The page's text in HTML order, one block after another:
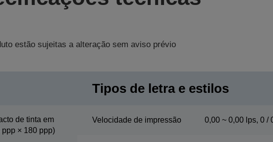
estão sujeitas a alteração sem aviso prévio
de tinta em
ppp × 180 ppp)
Tipos de letra e estilos
Velocidade de impressão 0,00 ~ 0,00 lps, 0 /